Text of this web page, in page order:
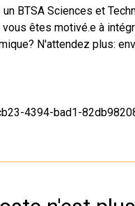
BTSA Sciences et
êtes motivé.e à
N'attendez plus:
4394-bad1-